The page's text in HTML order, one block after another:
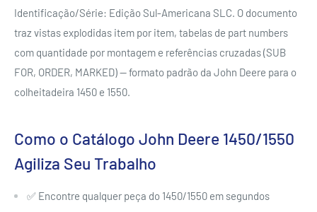
Identificação/Série: Edição Sul-Americana SLC. O documento
traz vistas explodidas item por item, tabelas de part numbers
com quantidade por montagem e referências cruzadas (SUB
FOR, ORDER, MARKED) — formato padrão da John Deere para o
colheitadeira 1450 e 1550.
Como o Catálogo John Deere 1450/1550
Agiliza Seu Trabalho
✅ Encontre qualquer peça do 1450/1550 em segundos